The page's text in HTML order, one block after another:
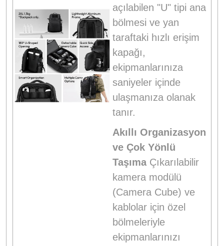
açılabilen "U" tipi ana
bölmesi ve yan
taraftaki hızlı erişim
kapağı,
ekipmanlarınıza
saniyeler içinde
ulaşmanıza olanak
tanır.
Akıllı Organizasyon
ve Çok Yönlü
Taşıma Çıkarılabilir
kamera modülü
(Camera Cube) ve
kablolar için özel
bölmeleriyle
ekipmanlarınızı